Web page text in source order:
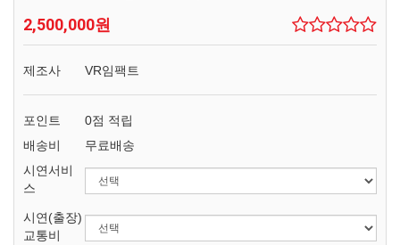
2,500,000원
제조사 VR임팩트
포인트
0점 적립
배송비
무료배송
시연서비
스
시연(출장)
교통비